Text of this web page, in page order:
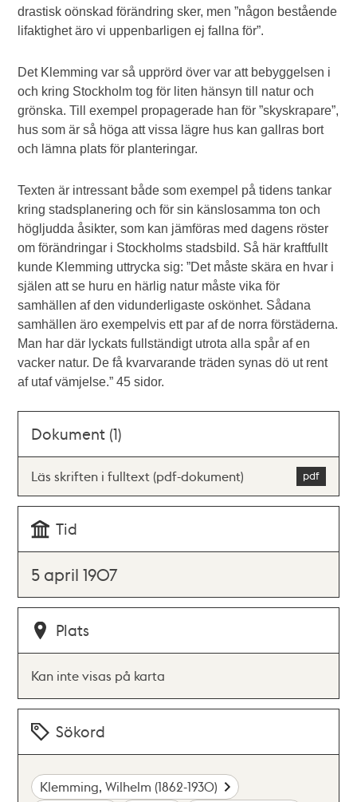
drastisk oönskad förändring sker, men ”någon bestående
lifaktighet äro vi uppenbarligen ej fallna för”.
Det Klemming var så upprörd över var att bebyggelsen i
och kring Stockholm tog för liten hänsyn till natur och
grönska. Till exempel propagerade han för ”skyskrapare”,
hus som är så höga att vissa lägre hus kan gallras bort
och lämna plats för planteringar.
Texten är intressant både som exempel på tidens tankar
kring stadsplanering och för sin känslosamma ton och
högljudda åsikter, som kan jämföras med dagens röster
om förändringar i Stockholms stadsbild. Så här kraftfullt
kunde Klemming uttrycka sig: ”Det måste skära en hvar i
själen att se huru en härlig natur måste vika för
samhällen af den vidunderligaste oskönhet. Sådana
samhällen äro exempelvis ett par af de norra förstäderna.
Man har där lyckats fullständigt utrota alla spår af en
vacker natur. De få kvarvarande träden synas dö ut rent
af utaf vämjelse.” 45 sidor.
Dokument (1)
Läs skriften i fulltext (pdf-dokument)
Tid
5 april 1907
Plats
Kan inte visas på karta
Sökord
Klemming, Wilhelm (1862-1930)